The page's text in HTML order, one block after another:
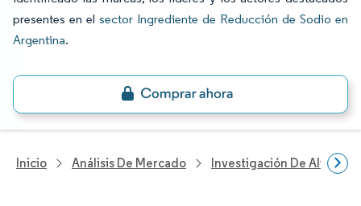
presentes en el sector Ingrediente de Reducción de Sodio en
Argentina.
Inicio Análisis De Mercado Investigación De